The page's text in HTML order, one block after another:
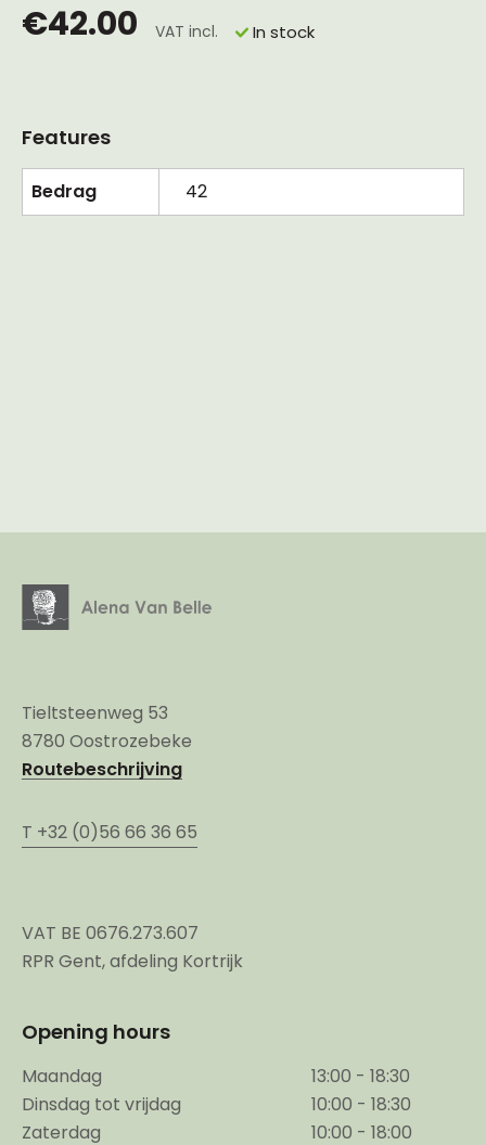
€42.00 VAT incl. In stock
Features
Bedrag 42
Tieltsteenweg 53
8780 Oostrozebeke
Routebeschrijving
T +32 (0)56 66 36 65
VAT BE 0676.273.607
RPR Gent, afdeling Kortrijk
Opening hours
Maandag
13:00 - 18:30
Dinsdag tot vrijdag
10:00 - 18:30
Zaterdag
10:00 - 18:00